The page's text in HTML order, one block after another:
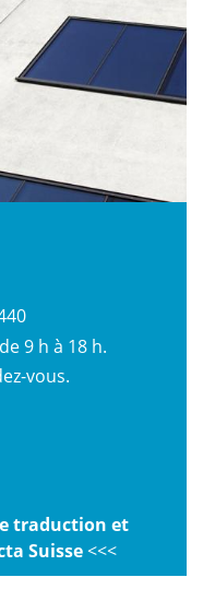
9 h à 18 h.
vous.
traduction et
Suisse<<<